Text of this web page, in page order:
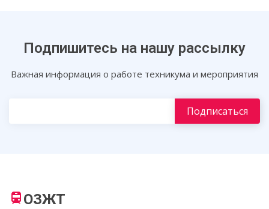
Подпишитесь на нашу рассылку
Важная информация о работе техникума и мероприятия
ОЗЖТ